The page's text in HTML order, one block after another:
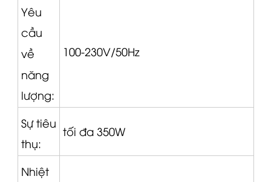
Yêu
cầu
về
năng
lượng:
100-230V/50Hz
Sự tiêu
thụ:
tối đa 350W
Nhiệt